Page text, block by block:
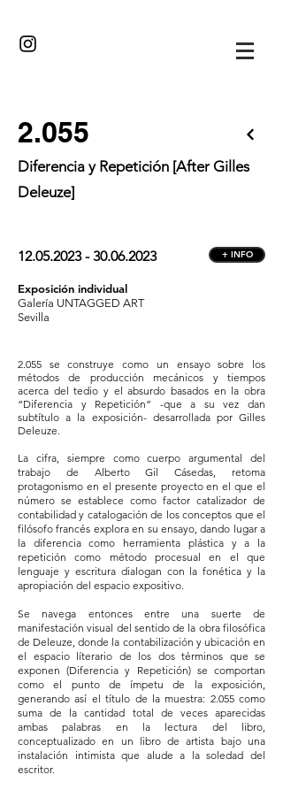
2.055
Diferencia y Repetición [After Gilles
Deleuze]
12.05.2023 - 30.06.2023
Exposición individual
Galería UNTAGGED ART
Sevilla
+ INFO
2.055 se construye como un ensayo sobre los
métodos de producción mecánicos y tiempos
acerca del tedio y el absurdo basados en la obra
“Diferencia y Repetición” -que a su vez dan
subtítulo a la exposición- desarrollada por Gilles
Deleuze.
La cifra, siempre como cuerpo argumental del
trabajo de Alberto Gil Cásedas, retoma
protagonismo en el presente proyecto en el que el
número se establece como factor catalizador de
contabilidad y catalogación de los conceptos que el
filósofo francés explora en su ensayo, dando lugar a
la diferencia como herramienta plástica y a la
repetición como método procesual en el que
lenguaje y escritura dialogan con la fonética y la
apropiación del espacio expositivo.
Se navega entonces entre una suerte de
manifestación visual del sentido de la obra filosófica
de Deleuze, donde la contabilización y ubicación en
el espacio líterario de los dos términos que se
exponen (Diferencia y Repetición) se comportan
como el punto de ímpetu de la exposición,
generando así el título de la muestra: 2.055 como
suma de la cantidad total de veces aparecidas
ambas palabras en la lectura del libro,
conceptualizado en un libro de artista bajo una
instalación intimista que alude a la soledad del
escritor.